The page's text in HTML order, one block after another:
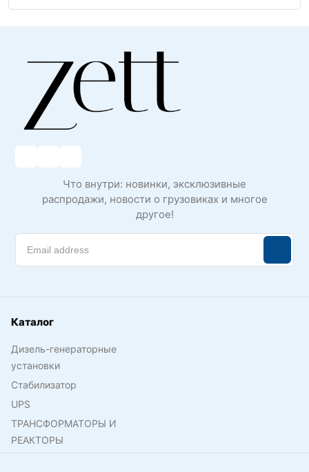
Что внутри: новинки, эксклюзивные
распродажи, новости о грузовиках и многое
другое!
Каталог
Дизель-генераторные
установки
Стабилизатор
UPS
ТРАНСФОРМАТОРЫ И
РЕАКТОРЫ